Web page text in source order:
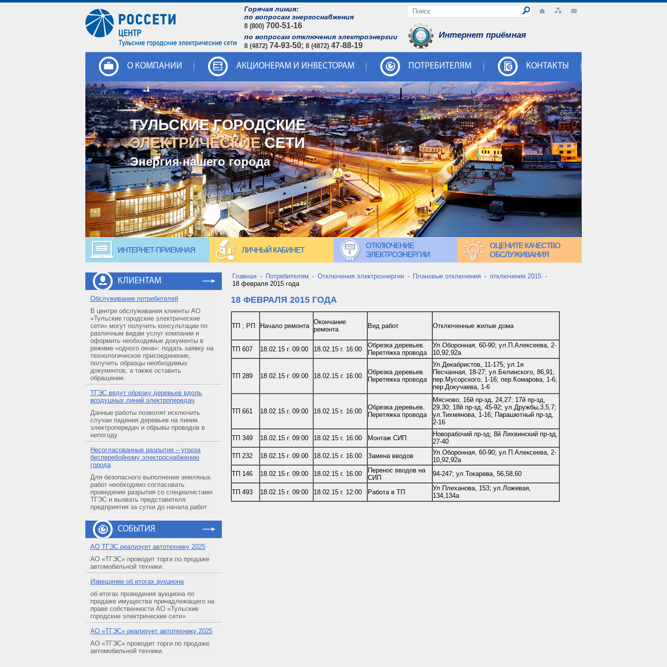
Горячая линия:
по вопросам энергоснабжения
8 (800) 700-51-16
по вопросам отключения электроэнергии
8 (4872) 74-93-50; 8 (4872) 47-88-19
Интернет приёмная
О КОМПАНИИ АКЦИОНЕРАМ И ИНВЕСТОРАМ ПОТРЕБИТЕЛЯМ КОНТАКТЫ
ТУЛЬСКИЕ ГОРОДСКИЕ
ЭЛЕКТРИЧЕСКИЕСЕТИ
Энергия нашего города
ИНТЕРНЕТ-ПРИЕМНАЯ ЛИЧНЫЙ КАБИНЕТ
ОТКЛЮЧЕНИЕ
ЭЛЕКТРОЭНЕРГИИ
ОЦЕНИТЕ КАЧЕСТВО
ОБСЛУЖИВАНИЯ
КЛИЕНТАМ
Обслуживание потребителей
В центре обслуживания клиенты АО
«Тульские городские электрические
сети» могут получить консультации по
различным видам услуг компании и
оформить необходимые документы в
режиме «одного окна»: подать заявку на
технологическое присоединение,
получить образцы необходимых
документов, а также оставить
обращение.
ТГЭС ведут обрезку деревьев вдоль
воздушных линий электропередач
Данные работы позволят исключить
случаи падения деревьев на линии
электропередач и обрывы проводов в
непогоду
Несогласованные разрытия – угроза
бесперебойному электроснабжению
города
Для безопасного выполнения земляных
работ необходимо согласовать
проведение разрытия со специалистами
ТГЭС и вызвать представителя
предприятия за сутки до начала работ
СОБЫТИЯ
АO ТГЭС реализует автотехнику 2025
АО «ТГЭС» проводит торги по продаже
автомобильной техники.
Извещение об итогах аукциона
об итогах проведения аукциона по
продаже имущества принадлежащего на
праве собственности АО «Тульские
городские электрические сети»
АO «ТГЭС» реализует автотехнику 2025
АО «ТГЭС» проводит торги по продаже
автомобильной техники.
Главная - Потребителям - Отключения электроэнергии - Плановые отключения - отключения 2015 -
18 февраля 2015 года
18 ФЕВРАЛЯ 2015 ГОДА
ТП ; РП Начало ремонта
Окончание
ремонта
Вид работ Отключенные жилые дома
ТП 607 18.02.15 г. 09:00 18.02.15 г. 16:00
Обрезка деревьев.
Перетяжка провода
Ул.Оборонная, 60-90; ул.П.Алексеева, 2-
10,92,92а
ТП 289 18.02.15 г. 09:00 18.02.15 г. 16:00
Обрезка деревьев.
Перетяжка провода
Ул.Декабристов, 11-175; ул.1я
Песчанная, 18-27; ул.Белинского, 86,91;
пер.Мусорского, 1-16; пер.Комарова, 1-6;
пер.Докучаева, 1-6
ТП 661 18.02.15 г. 09:00 18.02.15 г. 16:00
Обрезка деревьев.
Перетяжка провода
Мясново, 16й пр-зд, 24,27; 17й пр-зд,
29,30; 18й пр-зд, 45-92; ул.Дружбы,3,5,7;
ул.Тихмянова, 1-16; Парашютный пр-зд,
2-16
ТП 349 18.02.15 г. 09:00 18.02.15 г. 16:00 Монтаж СИП
Новорабочий пр-зд; 8й Лихвинский пр-зд,
27-40
ТП 232
18.02.15 г. 09:00 18.02.15 г. 16:00 Замена вводов
Ул.Оборонная, 60-90; ул.П.Алексеева, 2-
10,92,92а
ТП 146
18.02.15 г. 09:00 18.02.15 г. 16:00
Перенос вводов на
СИП
94-247; ул.Токарева, 56,58,60
ТП 493 18.02.15 г. 09:00 18.02.15 г. 12:00 Работа в ТП
Ул.Плеханова, 153; ул.Ложевая,
134,134а